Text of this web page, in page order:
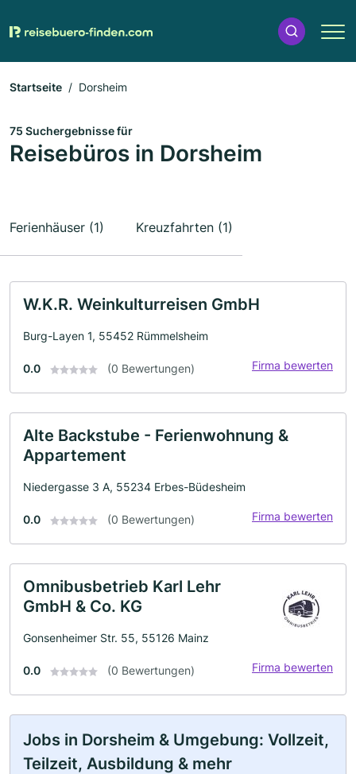
Startseite Dorsheim
75 Suchergebnisse für
Reisebüros in Dorsheim
Ferienhäuser (1) Kreuzfahrten (1)
W.K.R. Weinkulturreisen GmbH
Burg-Layen 1, 55452 Rümmelsheim
0.0 (0 Bewertungen) Firma bewerten
Alte Backstube - Ferienwohnung &
Appartement
Niedergasse 3 A, 55234 Erbes-Büdesheim
0.0 (0 Bewertungen) Firma bewerten
Omnibusbetrieb Karl Lehr
GmbH & Co. KG
Gonsenheimer Str. 55, 55126 Mainz
0.0 (0 Bewertungen) Firma bewerten
Jobs in Dorsheim & Umgebung: Vollzeit,
Teilzeit, Ausbildung & mehr